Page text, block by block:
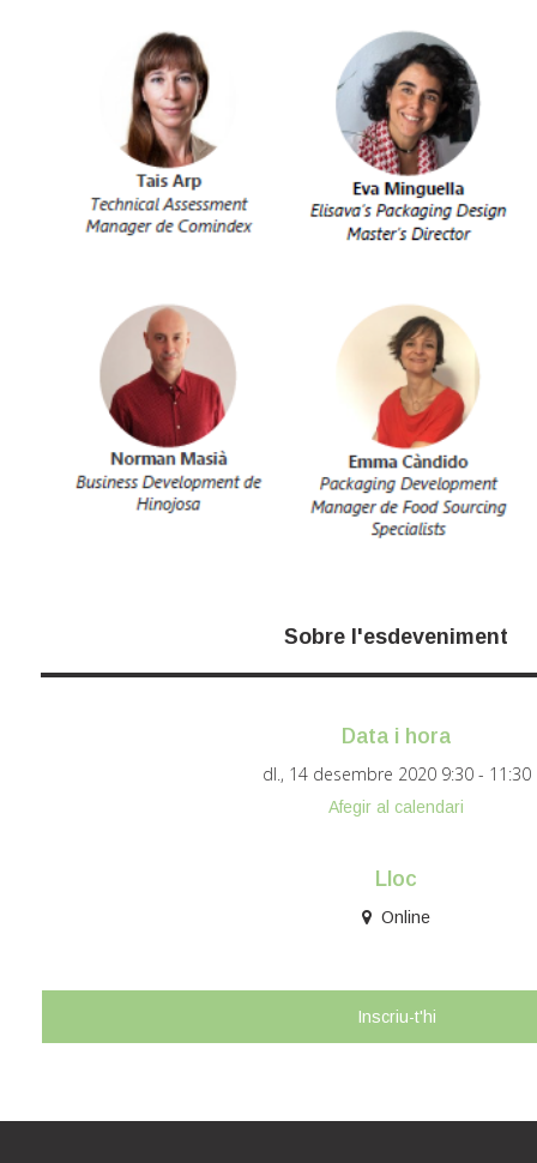
Sobre l'esdeveniment
Data i hora
dl., 14 desembre 2020 9:30 - 11:30
Afegir al calendari
Lloc
Online
Inscriu-t'hi